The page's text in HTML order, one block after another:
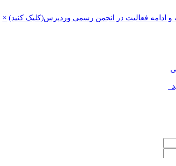
ادامه فعالیت در انجمن رسمی وردپرس(کلیک کنید) ×